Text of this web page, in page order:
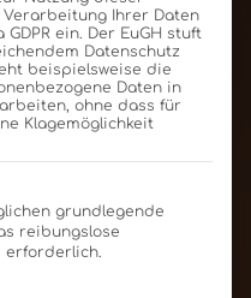
Ihrer Daten
ein. Der EuGH stuft
Datenschutz
beispielsweise die
Daten in
ohne dass für
Klagemöglichkeit
Gruppen, für die eine
grundlegende
reibungslose
erforderlich.